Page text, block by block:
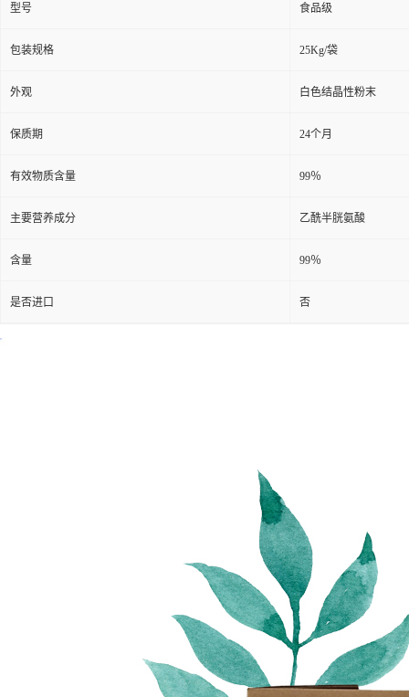
型号 食品级
包装规格 25Kg/袋
外观 白色结晶性粉末
保质期 24个月
有效物质含量 99％
主要营养成分 乙酰半胱氨酸
含量 99％
是否进口 否